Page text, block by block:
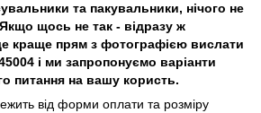
та пакувальники, нічого не
щось не так - відразу ж
краще прям з фотографією вислати
і ми запропонуємо варіанти
питання на вашу користь.
від форми оплати та розміру